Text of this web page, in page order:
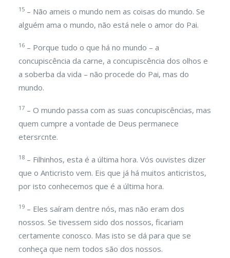
15 – Não ameis o mundo nem as coisas do mundo. Se
alguém ama o mundo, não está nele o amor do Pai.
16 – Porque tudo o que há no mundo – a
concupiscência da carne, a concupiscência dos olhos e
a soberba da vida – não procede do Pai, mas do
mundo.
17 – O mundo passa com as suas concupiscências, mas
quem cumpre a vontade de Deus permanece
etersrcnte.
18 – Filhinhos, esta é a última hora. Vós ouvistes dizer
que o Anticristo vem. Eis que já há muitos anticristos,
por isto conhecemos que é a última hora.
19 – Eles saíram dentre nós, mas não eram dos
nossos. Se tivessem sido dos nossos, ficariam
certamente conosco. Mas isto se dá para que se
conheça que nem todos são dos nossos.